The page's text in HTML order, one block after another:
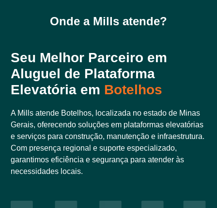
Onde a Mills atende?
Seu Melhor Parceiro em
Aluguel de Plataforma
Elevatória em Botelhos
A Mills atende Botelhos, localizada no estado de Minas
Gerais, oferecendo soluções em plataformas elevatórias
e serviços para construção, manutenção e infraestrutura.
Com presença regional e suporte especializado,
garantimos eficiência e segurança para atender às
necessidades locais.